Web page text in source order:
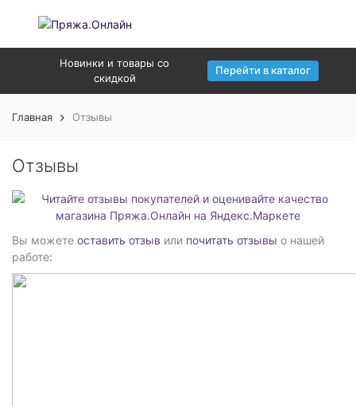
Новинки и товары со
скидкой
Перейти в каталог
Главная Отзывы
Отзывы
Вы можете оставить отзыв или почитать отзывы о нашей
работе: